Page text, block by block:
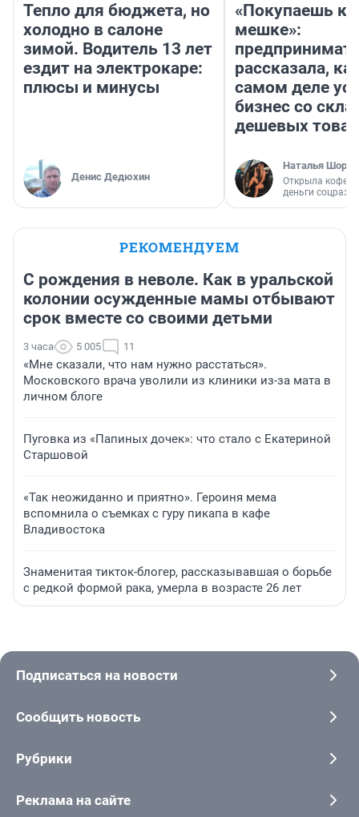
Тепло для бюджета, но
холодно в салоне
зимой. Водитель 13 лет
ездит на электрокаре:
плюсы и минусы
Денис Дедюхин
«Покупаешь
мешке»:
рассказала,
самом деле
бизнес со
дешевых
Наталья
Открыла
деньги
РЕКОМЕНДУЕМ
С рождения в неволе. Как в уральской
колонии осужденные мамы отбывают
срок вместе со своими детьми
3 часа 5 005 11
«Мне сказали, что нам нужно расстаться».
Московского врача уволили из клиники из-за мата в
личном блоге
Пуговка из «Папиных дочек»: что стало с Екатериной
Старшовой
«Так неожиданно и приятно». Героиня мема
вспомнила о съемках с гуру пикапа в кафе
Владивостока
Знаменитая тикток-блогер, рассказывавшая о борьбе
с редкой формой рака, умерла в возрасте 26 лет
Подписаться на новости
Сообщить новость
Рубрики
Реклама на сайте